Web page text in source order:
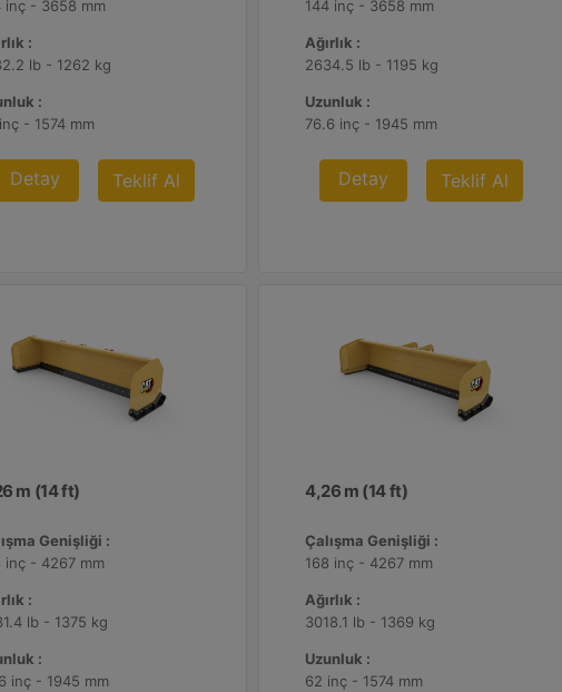
inç - 3658 mm
:
lb - 1262 kg
:
- 1574 mm
Detay Teklif Al
144 inç - 3658 mm
Ağırlık :
2634.5 lb - 1195 kg
Uzunluk :
76.6 inç - 1945 mm
Detay Teklif Al
m (14 ft)
Genişliği :
inç - 4267 mm
:
lb - 1375 kg
:
inç - 1945 mm
4,26 m (14 ft)
Çalışma Genişliği :
168 inç - 4267 mm
Ağırlık :
3018.1 lb - 1369 kg
Uzunluk :
62 inç - 1574 mm